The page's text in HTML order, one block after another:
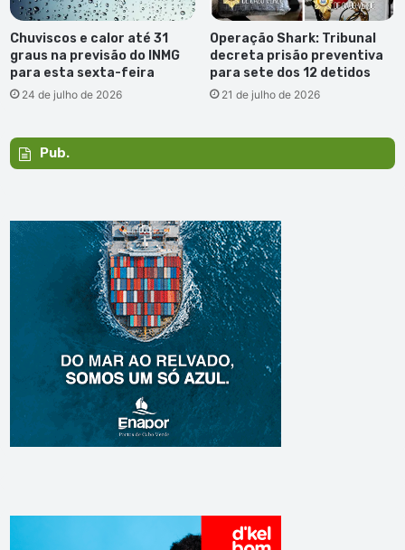
Chuviscos e calor até 31
graus na previsão do INMG
para esta sexta-feira
24 de julho de 2026
Operação Shark: Tribunal
decreta prisão preventiva
para sete dos 12 detidos
21 de julho de 2026
Pub.